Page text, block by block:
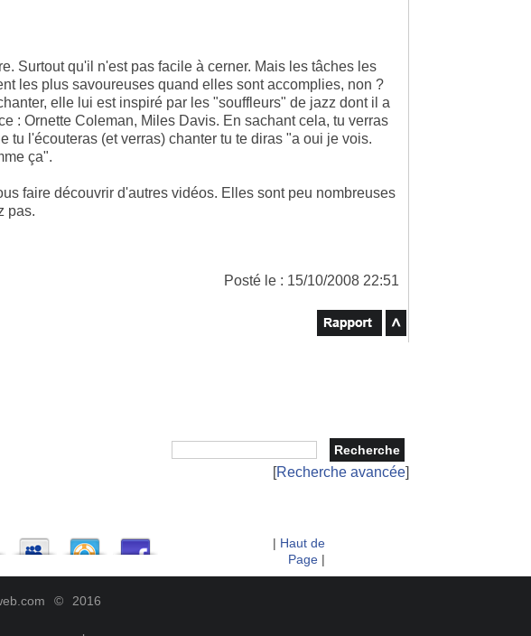
Surtout qu'il n'est pas facile à cerner. Mais les tâches les
les plus savoureuses quand elles sont accomplies, non ?
elle lui est inspiré par les "souffleurs" de jazz dont il a
: Ornette Coleman, Miles Davis. En sachant cela, tu verras
tu l'écouteras (et verras) chanter tu te diras "a oui je vois.
ça".
faire découvrir d'autres vidéos. Elles sont peu nombreuses
pas.
Posté le : 15/10/2008 22:51
[Recherche avancée]
| Haut de
Page|
© 2016